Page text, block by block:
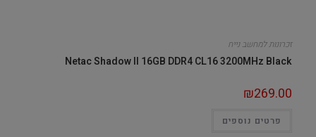
זכרונות למחשב נייח
Netac Shadow II 16GB DDR4 CL16 3200MHz Black
₪269.00
פרטים נוספים